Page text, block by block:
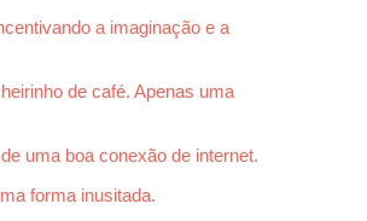
a imaginação e a
de café. Apenas uma
uma boa conexão de internet.
forma inusitada.